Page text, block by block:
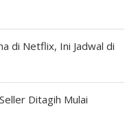
di Netflix, Ini Jadwal di
Ditagih Mulai